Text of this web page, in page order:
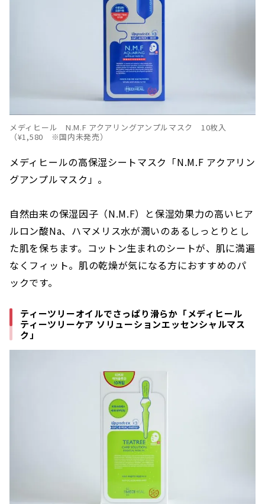
メディヒール N.M.F アクアリングアンプルマスク 10枚入
（¥1,580 ※国内未発売）
メディヒールの高保湿シートマスク「N.M.F アクアリン
グアンプルマスク」。
自然由来の保湿因子（N.M.F）と保湿効果力の高いヒア
ルロン酸Na、ハマメリス水が潤いのあるしっとりとし
た肌を保ちます。コットン生まれのシートが、肌に満遍
なくフィット。肌の乾燥が気になる方におすすめのパ
ックです。
ティーツリーオイルでさっぱり滑らか「メディヒール
ティーツリーケア ソリューションエッセンシャルマス
ク」